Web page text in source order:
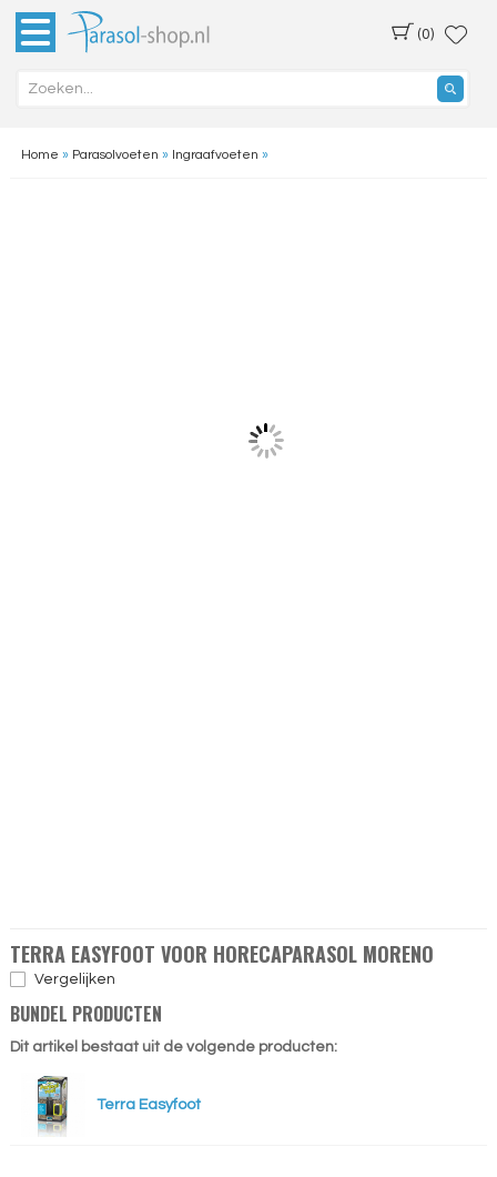
(0)
Home » Parasolvoeten » Ingraafvoeten »
TERRA EASYFOOT VOOR HORECAPARASOL MORENO
Vergelijken
BUNDEL PRODUCTEN
Dit artikel bestaat uit de volgende producten:
Terra Easyfoot